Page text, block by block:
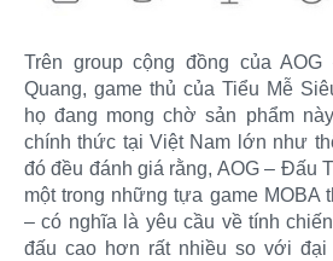
Trên group cộng đồng của
Quang, game thủ của Tiểu Mễ
họ đang mong chờ sản phẩm
chính thức tại Việt Nam lớn như
đó đều đánh giá rằng, AOG – Đấu
một trong những tựa game MOBA
– có nghĩa là yêu cầu về tính
đấu cao hơn rất nhiều so với đại